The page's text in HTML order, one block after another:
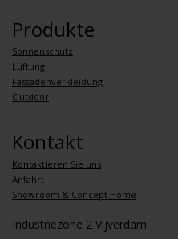
Produkte
Sonnenschutz
Lüftung
Fassadenverkleidung
Outdoor
Kontakt
Kontaktieren Sie uns
Anfahrt
Showroom & Concept Home
Industriezone 2 Vijverdam